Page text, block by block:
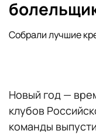
Собрали лучшие
Новый год —
клубов
команды